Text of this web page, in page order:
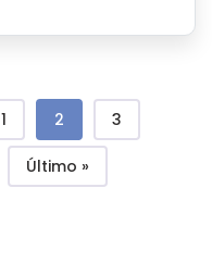
Page
1 Current page
2 Page
3
Last page
Último »